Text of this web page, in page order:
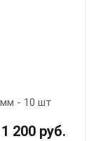
мм - 10 шт
1 200 руб.